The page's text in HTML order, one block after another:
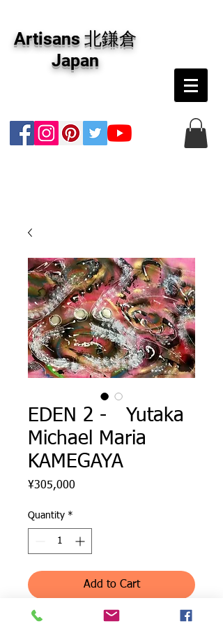
版画・切り絵など、コンテンポラリー並びにフ
ァインアートのオンライン販売をしています。
日本国内の抽象画・具象画の画家に加え、海外
のアーティストの作品もお取り寄せ頂けます。
インテリアとして、大切な方へのギフトとし
Artisans 北鎌倉
Japan
EDEN 2 - Yutaka
Michael Maria
KAMEGAYA
¥305,000
Quantity *
Add to Cart
EDEN 2 - Mixed media by Yutaka